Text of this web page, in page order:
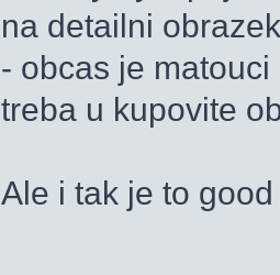
na detailni obrazek
- obcas je
treba u kupovite
Ale i tak je to